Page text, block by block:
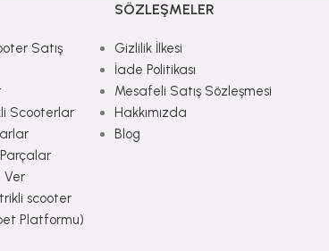
Satış
Scooterlar
Ver
scooter
Platformu)
SÖZLEŞMELER
Gizlilik İlkesi
İade Politikası
Mesafeli Satış Sözleşmesi
Hakkımızda
Blog